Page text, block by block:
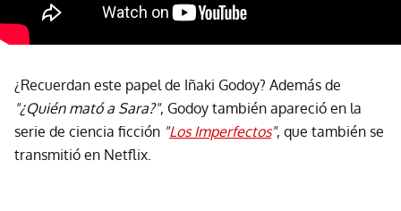
¿Recuerdan este papel de Iñaki Godoy? Además de
"¿Quién mató a Sara?", Godoy también apareció en la
serie de ciencia ficción "Los Imperfectos", que también se
transmitió en Netflix.